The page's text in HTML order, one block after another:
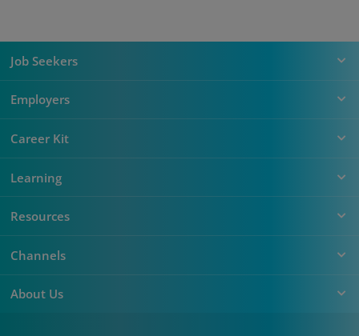
Job Seekers
Employers
Career Kit
Learning
Resources
Channels
About Us